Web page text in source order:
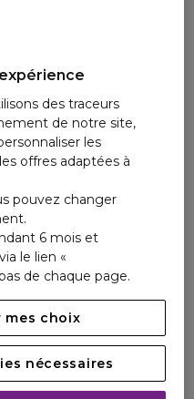
des traceurs
de notre site,
les
offres adaptées à
pouvez changer
6 mois et
le lien «
de chaque page.
mes choix
nécessaires